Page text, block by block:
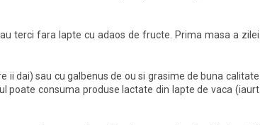
terci fara lapte cu adaos de fructe. Prima masa a zilei
ii dai) sau cu galbenus de ou si grasime de buna calitate
poate consuma produse lactate din lapte de vaca (iaurt